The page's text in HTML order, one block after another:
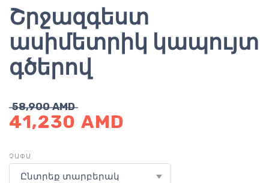
Շրջազգեստ
ասիմետրիկ կապույտ
գծերով
58,900AMD
41,230 AMD
ՉԱՓՍ
Ընտրեք տարբերակ